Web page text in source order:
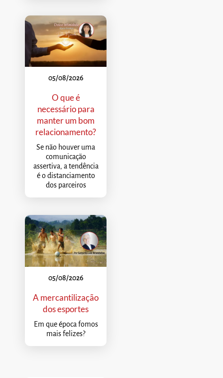
05/08/2026
O que é
necessário para
manter um bom
relacionamento?
Se não houver uma
comunicação
assertiva, a tendência
é o distanciamento
dos parceiros
05/08/2026
A mercantilização
dos esportes
Em que época fomos
mais felizes?